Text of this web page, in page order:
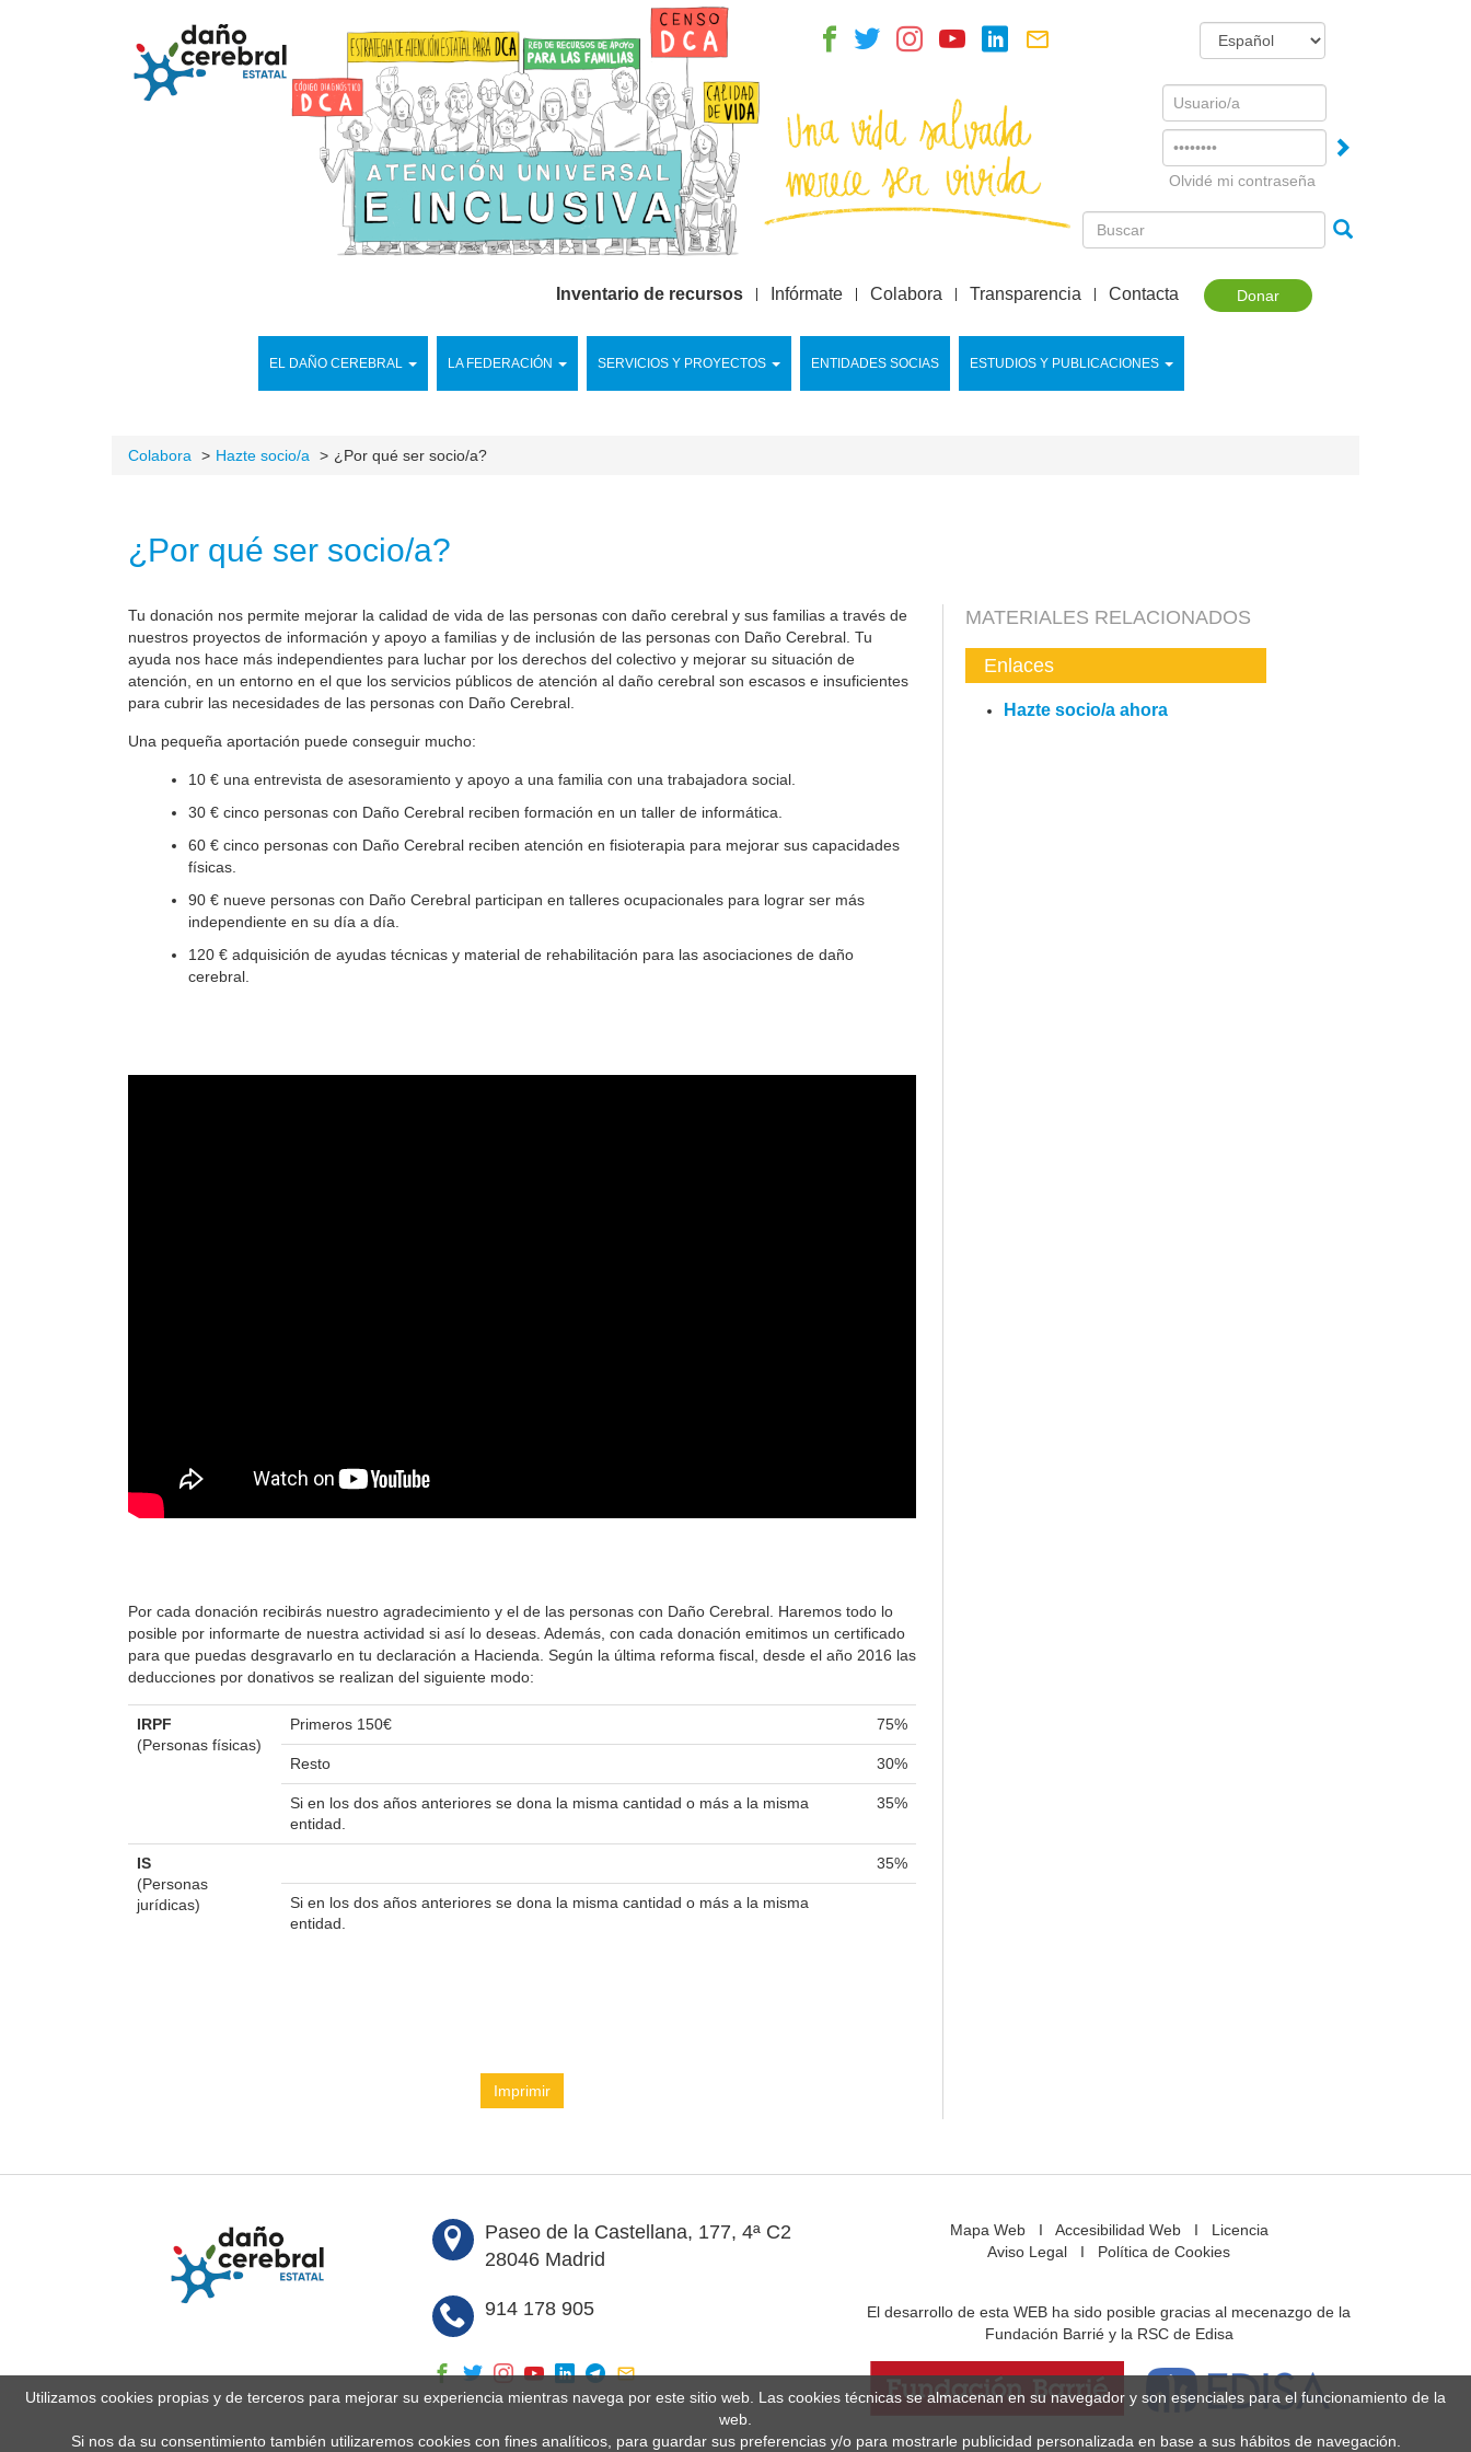
Username
Olvidé mi contraseña
Donar
EL DAÑO CEREBRAL LA FEDERACIÓN SERVICIOS Y PROYECTOS ENTIDADES SOCIAS ESTUDIOS Y PUBLICACIONES
Inventario de recursos Infórmate Colabora Transparencia Contacta
Colabora Hazte socio/a ¿Por qué ser socio/a?
¿Por qué ser socio/a?
Tu donación nos permite mejorar la calidad de vida de las personas con daño cerebral y sus familias a través de
nuestros proyectos de información y apoyo a familias y de inclusión de las personas con Daño Cerebral. Tu
ayuda nos hace más independientes para luchar por los derechos del colectivo y mejorar su situación de
atención, en un entorno en el que los servicios públicos de atención al daño cerebral son escasos e insuficientes
para cubrir las necesidades de las personas con Daño Cerebral.
Una pequeña aportación puede conseguir mucho:
10 € una entrevista de asesoramiento y apoyo a una familia con una trabajadora social.
30 € cinco personas con Daño Cerebral reciben formación en un taller de informática.
60 € cinco personas con Daño Cerebral reciben atención en fisioterapia para mejorar sus capacidades
físicas.
90 € nueve personas con Daño Cerebral participan en talleres ocupacionales para lograr ser más
independiente en su día a día.
120 € adquisición de ayudas técnicas y material de rehabilitación para las asociaciones de daño
cerebral.
Por cada donación recibirás nuestro agradecimiento y el de las personas con Daño Cerebral. Haremos todo lo
posible por informarte de nuestra actividad si así lo deseas. Además, con cada donación emitimos un certificado
para que puedas desgravarlo en tu declaración a Hacienda. Según la última reforma fiscal, desde el año 2016 las
deducciones por donativos se realizan del siguiente modo:
IRPF
(Personas físicas)
Primeros 150€ 75%
Resto 30%
Si en los dos años anteriores se dona la misma cantidad o más a la misma
entidad.
35%
IS
(Personas
jurídicas)
35%
Si en los dos años anteriores se dona la misma cantidad o más a la misma
entidad.
Imprimir
MATERIALES RELACIONADOS
Enlaces
Hazte socio/a ahora
Paseo de la Castellana, 177, 4ª C2
28046 Madrid
914 178 905
Mapa WebI Accesibilidad WebI Licencia
Aviso Legal I Política de Cookies
El desarrollo de esta WEB ha sido posible gracias al mecenazgo de la
Fundación Barrié y la RSC de Edisa
Utilizamos cookies propias y de terceros para mejorar su experiencia mientras navega por este sitio web. Las cookies técnicas se almacenan en su navegador y son esenciales para el funcionamiento de la
web.
Si nos da su consentimiento también utilizaremos cookies con fines analíticos, para guardar sus preferencias y/o para mostrarle publicidad personalizada en base a sus hábitos de navegación.